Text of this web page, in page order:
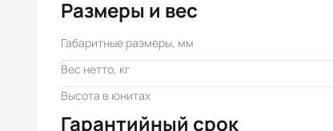
Размеры и вес
Габаритные размеры, мм
Вес нетто, кг
Высота в юнитах
Гарантийный срок